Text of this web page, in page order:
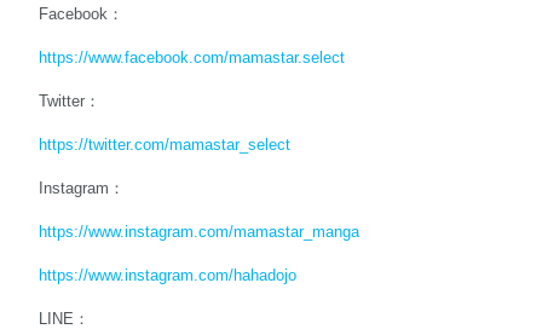
Facebook：
https://www.facebook.com/mamastar.select
Twitter：
https://twitter.com/mamastar_select
Instagram：
https://www.instagram.com/mamastar_manga
https://www.instagram.com/hahadojo
LINE：